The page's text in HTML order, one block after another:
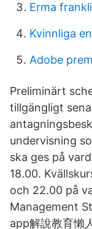
Erma
Kvinnliga
Adobe
Preliminärt
tillgängligt
undervisning
ska ges på
18.00.
och 22.00 på
Management
app解說教育懶